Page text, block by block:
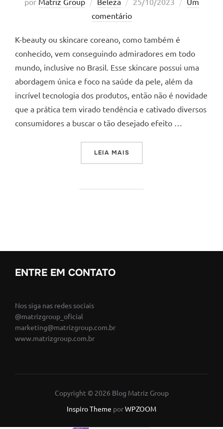
comentário
K-beauty ou skincare coreano, como também é
conhecido, vem conseguindo admiradores em todo
mundo, inclusive no Brasil. Esse skincare possui uma
abordagem única e foco na saúde da pele, além da
incrível tecnologia dos produtos, então não é novidade
que a prática tem virado tendência e cativado diversos
consumidores a buscar o tão desejado efeito …
LEIA MAIS“K-BEAUTY – TENDÊNCIA
ENTRE EM CONTATO
Nos siga nas redes sociais
@matrizgroup_oficial
marketing@matrizgroup.com.br
www.matrizgroup.com.br
Copyright © 2026 Blog Matriz Group
Inspiro Theme porWPZOOM